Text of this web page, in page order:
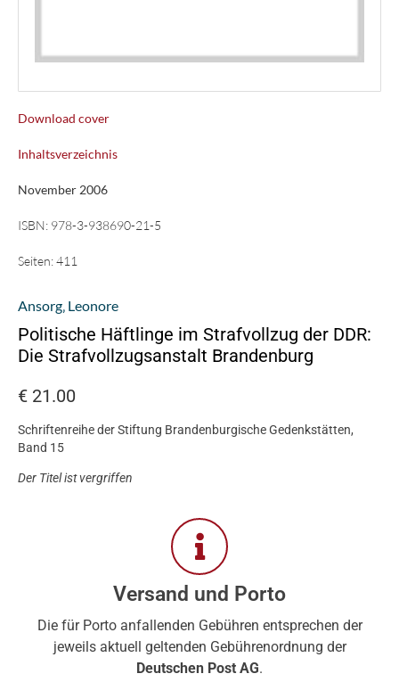
Download cover
Inhaltsverzeichnis
November 2006
ISBN: 978-3-938690-21-5
Seiten:411
Ansorg‚ Leonore
Politische Häftlinge im Strafvollzug der DDR:
Die Strafvollzugsanstalt Brandenburg
€ 21.00
Schriftenreihe der Stiftung Brandenburgische Gedenkstätten,
Band 15
Der Titel ist vergriffen
Versand und Porto
Die für Porto anfallenden Gebühren entsprechen der
jeweils aktuell geltenden Gebührenordnung der
Deutschen Post AG.